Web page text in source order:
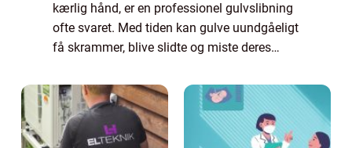
kærlig hånd, er en professionel gulvslibning
ofte svaret. Med tiden kan gulve uundgåeligt
få skrammer, blive slidte og miste deres